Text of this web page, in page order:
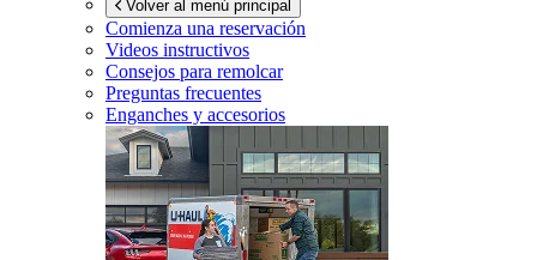
Volver al menú principal
Comienza una reservación
Videos instructivos
Consejos para remolcar
Preguntas frecuentes
Enganches y accesorios